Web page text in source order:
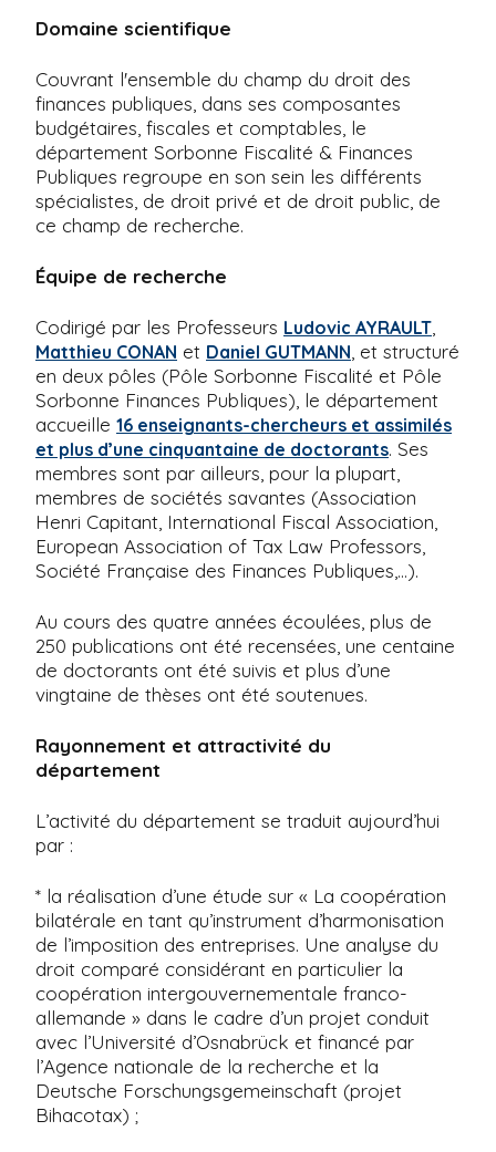
Domaine scientifique
Couvrant l'ensemble du champ du droit des
finances publiques, dans ses composantes
budgétaires, fiscales et comptables, le
département Sorbonne Fiscalité & Finances
Publiques regroupe en son sein les différents
spécialistes, de droit privé et de droit public, de
ce champ de recherche.
Équipe de recherche
Codirigé par les Professeurs Ludovic AYRAULT
Matthieu CONAN et Daniel GUTMANN , et structuré
en deux pôles (Pôle Sorbonne Fiscalité et Pôle
Sorbonne Finances Publiques), le département
accueille 16 enseignants-chercheurs et assimilés
et plus d’une cinquantaine de doctorants. Ses
membres sont par ailleurs, pour la plupart,
membres de sociétés savantes (Association
Henri Capitant, International Fiscal Association,
European Association of Tax Law Professors,
Société Française des Finances Publiques,…).
Au cours des quatre années écoulées, plus de
250 publications ont été recensées, une centaine
de doctorants ont été suivis et plus d’une
vingtaine de thèses ont été soutenues.
Rayonnement et attractivité du
département
L’activité du département se traduit aujourd’hui
par :
* la réalisation d’une étude sur « La coopération
bilatérale en tant qu’instrument d’harmonisation
de l’imposition des entreprises. Une analyse du
droit comparé considérant en particulier la
coopération intergouvernementale franco-
allemande » dans le cadre d’un projet conduit
avec l’Université d’Osnabrück et financé par
l’Agence nationale de la recherche et la
Deutsche Forschungsgemeinschaft (projet
Bihacotax) ;